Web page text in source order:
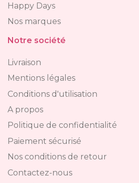
Happy Days
Nos marques
Notre société
Livraison
Mentions légales
Conditions d'utilisation
A propos
Politique de confidentialité
Paiement sécurisé
Nos conditions de retour
Contactez-nous